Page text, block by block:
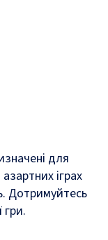
для
іграх
Дотримуйтесь
гри.